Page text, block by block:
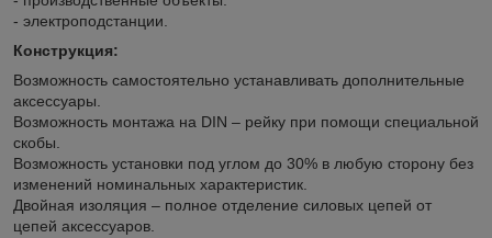
- электроподстанции.
Конструкция:
Возможность самостоятельно устанавливать дополнительные
аксессуары.
Возможность монтажа на DIN – рейку при помощи специальной
скобы.
Возможность установки под углом до 30% в любую сторону без
изменений номинальных характеристик.
Двойная изоляция – полное отделение силовых цепей от
цепей аксессуаров.